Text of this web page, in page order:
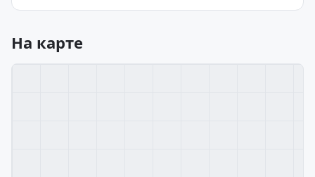
На карте